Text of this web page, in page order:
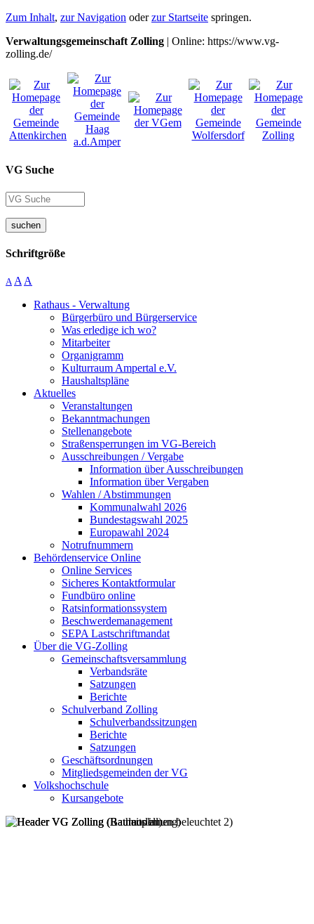
Zum Inhalt, zur Navigation oderzur Startseite springen.
Verwaltungsgemeinschaft Zolling | Online: https://www.vg-
zolling.de/
VG Suche
suchen
Schriftgröße
A A A
Rathaus - Verwaltung
Bürgerbüro und Bürgerservice
Was erledige ich wo?
Mitarbeiter
Organigramm
Kulturraum Ampertal e.V.
Haushaltspläne
Aktuelles
Veranstaltungen
Bekanntmachungen
Stellenangebote
Straßensperrungen im VG-Bereich
Ausschreibungen / Vergabe
Information über Ausschreibungen
Information über Vergaben
Wahlen / Abstimmungen
Kommunalwahl 2026
Bundestagswahl 2025
Europawahl 2024
Notrufnummern
Behördenservice Online
Online Services
Sicheres Kontaktformular
Fundbüro online
Ratsinformationssystem
Beschwerdemanagement
SEPA Lastschriftmandat
Über die VG-Zolling
Gemeinschaftsversammlung
Verbandsräte
Satzungen
Berichte
Schulverband Zolling
Schulverbandssitzungen
Berichte
Satzungen
Geschäftsordnungen
Mitgliedsgemeinden der VG
Volkshochschule
Kursangebote